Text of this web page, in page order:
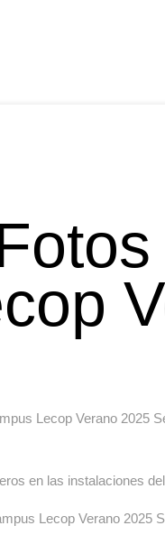
Lecop Verano 2025
en las instalaciones
Lecop Verano 2025